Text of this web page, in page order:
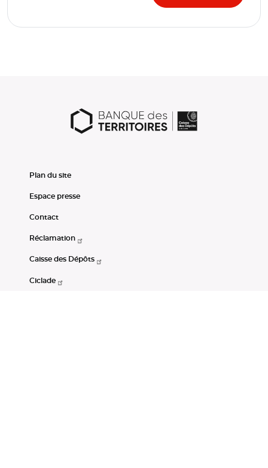
Plan du site
Espace presse
Contact
Réclamation
Caisse des Dépôts
Ciclade